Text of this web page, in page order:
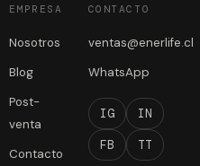
EMPRESA
Nosotros
Blog
Post-
venta
Contacto
CONTACTO
ventas@enerlife.cl
WhatsApp
IG IN
FB TT